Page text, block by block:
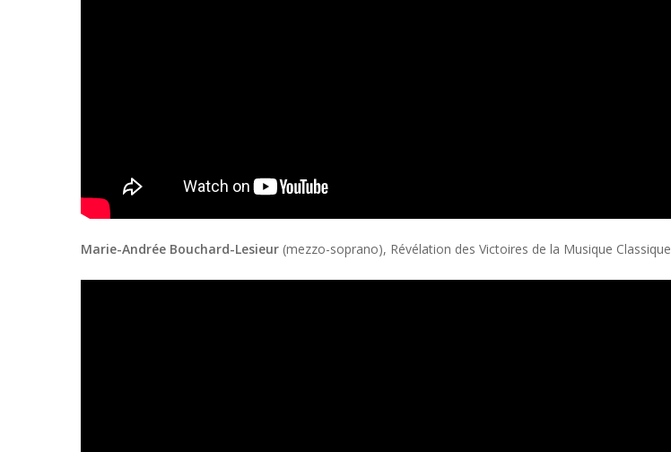
Marie-Andrée Bouchard-Lesieur (mezzo-soprano), Révélation des Victoires de la Musique Classique